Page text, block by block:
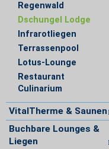
Regenwald
Dschungel Lodge
Infrarotliegen
Terrassenpool
Lotus-Lounge
Restaurant
Culinarium
VitalTherme & Saunen
Buchbare Lounges &
Liegen